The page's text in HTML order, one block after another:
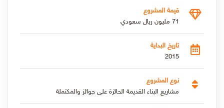
قيمة المشروع
71 مليون ريال سعودي
تاريخ البداية
2015
نوع المشروع
مشاريع البناء القديمة الحائزة على جوائز والمكتملة